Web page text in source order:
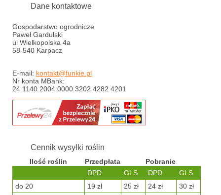
Dane kontaktowe
Gospodarstwo ogrodnicze
Paweł Gardulski
ul Wielkopolska 4a
58-540 Karpacz
E-mail: kontakt@funkie.pl
Nr konta MBank:
24 1140 2004 0000 3202 4282 4201
Cennik wysyłki roślin
Ilość roślin Przedpłata
Pobranie
DPD
GLS DPD
GLS
do 20
19 zł 25 zł 24 zł
30 zł